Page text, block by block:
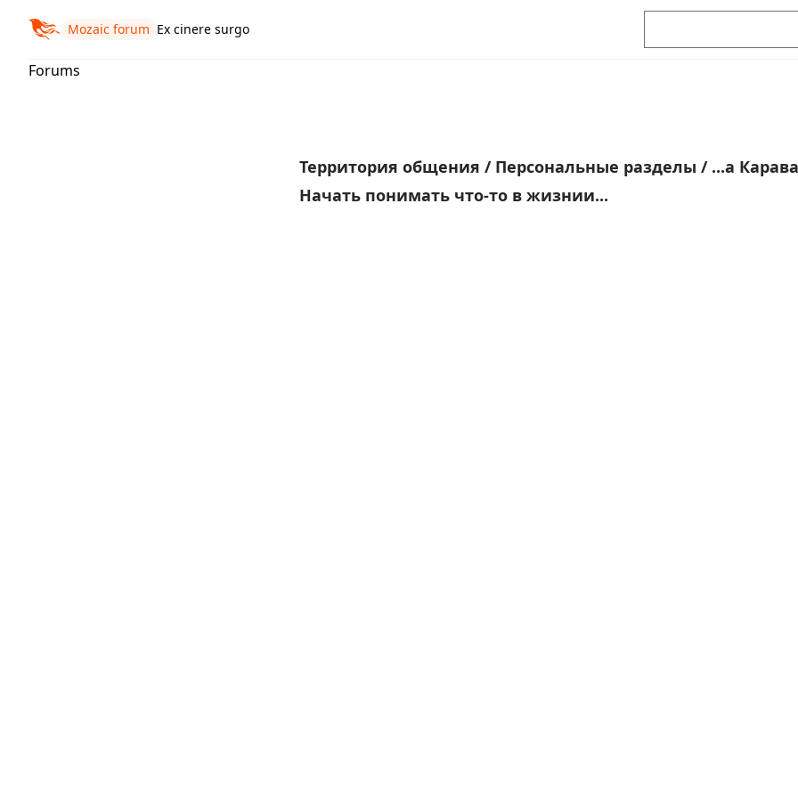
Mozaic forum Ex cinere surgo
Forums
Территория общения / Персональные разделы / ...а
Начать понимать что-то в жизнии...